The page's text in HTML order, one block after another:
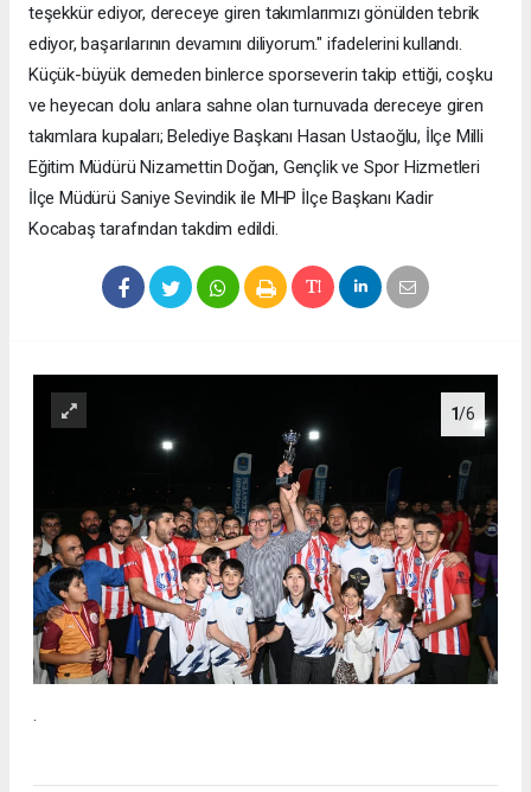
teşekkür ediyor, dereceye giren takımlarımızı gönülden tebrik
ediyor, başarılarının devamını diliyorum." ifadelerini kullandı.
Küçük-büyük demeden binlerce sporseverin takip ettiği, coşku
ve heyecan dolu anlara sahne olan turnuvada dereceye giren
takımlara kupaları; Belediye Başkanı Hasan Ustaoğlu, İlçe Milli
Eğitim Müdürü Nizamettin Doğan, Gençlik ve Spor Hizmetleri
İlçe Müdürü Saniye Sevindik ile MHP İlçe Başkanı Kadir
Kocabaş tarafından takdim edildi.
1/6